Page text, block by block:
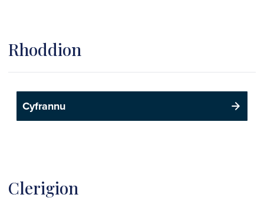
Rhoddion
Cyfrannu
Clerigion